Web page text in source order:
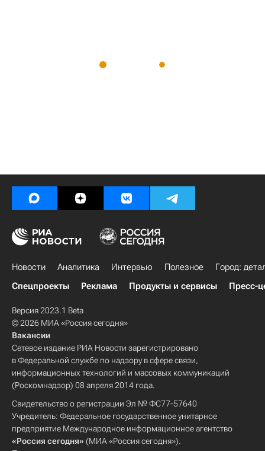
Новости Аналитика Интервью Полезное
Город:
Спецпроекты
Реклама Продукты и сервисы Пресс-
Версия 2023.1 Beta
© 2026 МИА «Россия сегодня»
Вакансии
Сетевое издание РИА Новости зарегистрировано
в Федеральной службе по надзору в сфере связи,
информационных технологий и массовых коммуникаций
(Роскомнадзор) 08 апреля 2014 года.
Свидетельство о регистрации Эл № ФС77-57640
Учредитель: Федеральное государственное унитарное
предприятие Международное информационное агентство
«Россия сегодня» (МИА «Россия сегодня»).